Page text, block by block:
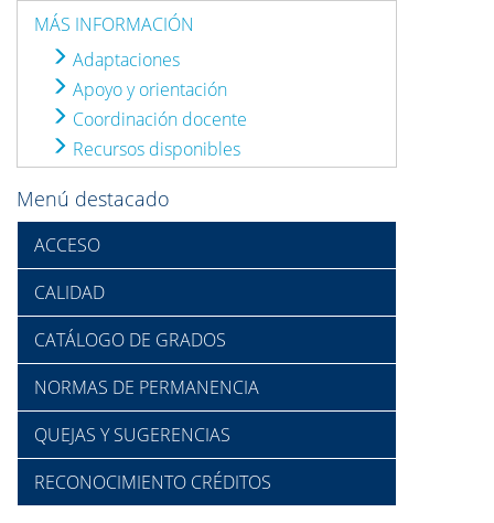
MÁS INFORMACIÓN
Adaptaciones
Apoyo y orientación
Coordinación docente
Recursos disponibles
Menú destacado
ACCESO
CALIDAD
CATÁLOGO DE GRADOS
NORMAS DE PERMANENCIA
QUEJAS Y SUGERENCIAS
RECONOCIMIENTO CRÉDITOS